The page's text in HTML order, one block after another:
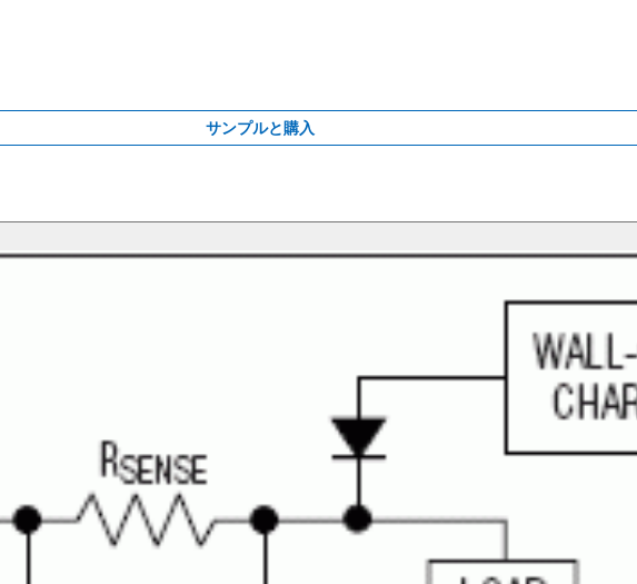
サンプルと購入